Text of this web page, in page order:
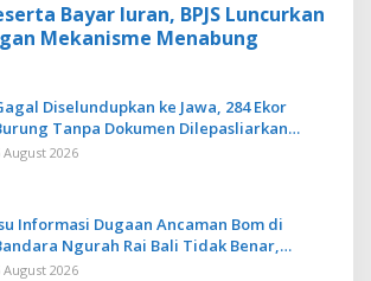
Bayar Iuran, BPJS Luncurkan
Mekanisme Menabung
Diselundupkan ke Jawa, 284 Ekor
Tanpa Dokumen Dilepasliarkan
Ancaman Penyakit
August 2026
Informasi Dugaan Ancaman Bom di
Ngurah Rai Bali Tidak Benar,
Penerbangan Lancar
August 2026